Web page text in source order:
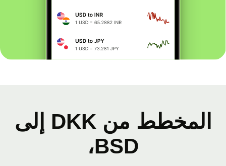
المخطط من DKK إلى
BSD،